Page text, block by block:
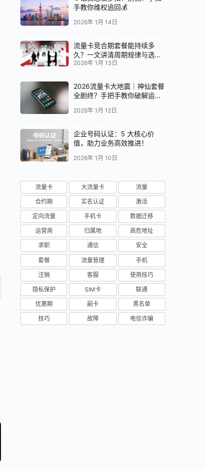
手教你维权追回💰
2026年 1月 14日
流量卡竞合期套餐能持续多
久？一文讲清周期规律与选卡
时机
2026年 1月 13日
2026流量卡大地震｜神仙套餐
全剧终？手把手教你破解运营
2026年 1月 12日
企业号码认证：5 大核心价
值，助力业务高效推进！
2026年 1月 10日
流量卡 大流量卡 流量
合约期 实名认证 激活
定向流量 手机卡 数据迁移
运营商 归属地 高危地址
求职 通信 安全
套餐 流量管理 手机
注销 客服 使用技巧
隐私保护 SIM卡 联通
优惠期 副卡 黑名单
技巧 故障 电信诈骗